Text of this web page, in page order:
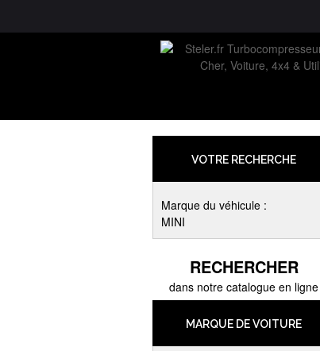
VOTRE RECHERCHE
Marque du véhicule :
MINI
RECHERCHER
dans notre catalogue en ligne
MARQUE DE VOITURE